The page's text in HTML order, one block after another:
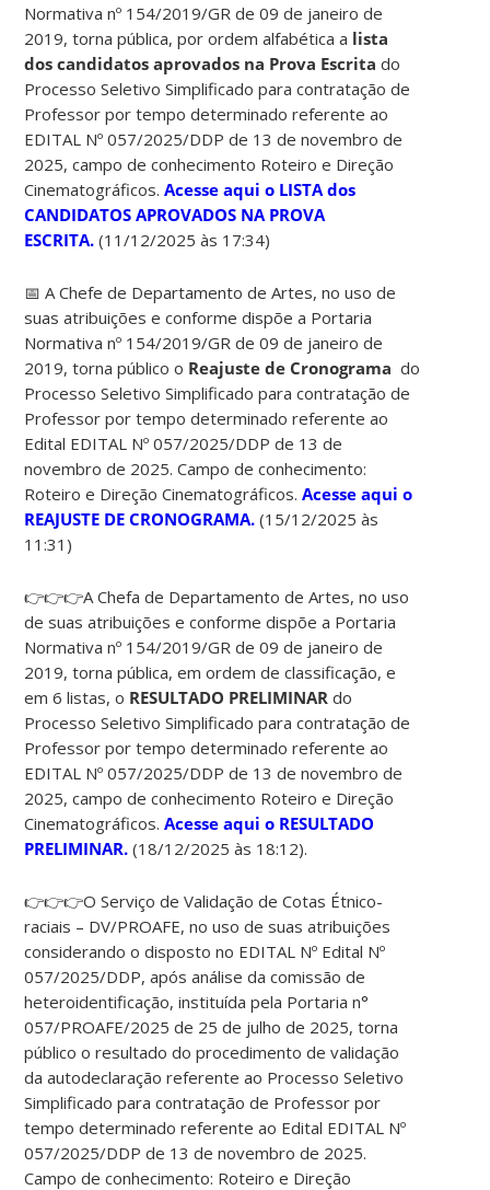
Normativa nº 154/2019/GR de 09 de janeiro de
2019, torna pública, por ordem alfabética a lista
dos candidatos aprovados na Prova Escrita do
Processo Seletivo Simplificado para contratação de
Professor por tempo determinado referente ao
EDITAL Nº 057/2025/DDP de 13 de novembro de
2025,campo de conhecimento Roteiro e Direção
Cinematográficos.Acesse aqui o LISTA dos
CANDIDATOS APROVADOS NA PROVA
ESCRITA. (11/12/2025 às 17:34)
📅 A Chefe de Departamento de Artes, no uso de
suas atribuições e conforme dispõe a Portaria
Normativa nº 154/2019/GR de 09 de janeiro de
2019, torna público o Reajuste de Cronograma do
Processo Seletivo Simplificado para contratação de
Professor por tempo determinado referente ao
Edital EDITAL Nº 057/2025/DDP de 13 de
novembro de 2025. Campo de conhecimento:
Roteiro e Direção Cinematográficos.Acesse aqui o
REAJUSTE DE CRONOGRAMA. (15/12/2025 às
11:31)
👉👉👉A Chefa de Departamento de Artes, no uso
de suas atribuições e conforme dispõe a Portaria
Normativa nº 154/2019/GR de 09 de janeiro de
2019, torna pública, em ordem de classificação, e
em 6 listas, o RESULTADO PRELIMINAR do
Processo Seletivo Simplificado para contratação de
Professor por tempo determinado referente ao
EDITAL Nº 057/2025/DDP de 13 de novembro de
2025,campo de conhecimento Roteiro e Direção
Cinematográficos.Acesse aqui o RESULTADO
PRELIMINAR. (18/12/2025 às 18:12).
👉👉👉O Serviço de Validação de Cotas Étnico-
raciais – DV/PROAFE, no uso de suas atribuições
considerando o disposto no EDITAL Nº Edital Nº
057/2025/DDP, após análise da comissão de
heteroidentificação, instituída pela Portaria n°
057/PROAFE/2025 de 25 de julho de 2025, torna
público o resultado do procedimento de validação
da autodeclaração referente ao Processo Seletivo
Simplificado para contratação de Professor por
tempo determinado referente ao Edital EDITAL Nº
057/2025/DDP de 13 de novembro de 2025.
Campo de conhecimento: Roteiro e Direção